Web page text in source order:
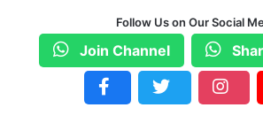
गीदम का दंतेश्वरी सर्विस सेंटर, बचेली
दंतेवाड़ा के एसआर फ्यूल और जोगीसोरी
भदावर फ्यूल, बारसूर का ओम साईं राम
का गजलू गुरुजी पेट्रोलियम तथा
Follow Us on Our Social
Join Channel